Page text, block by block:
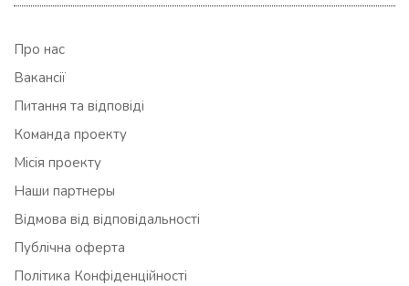
Про нас
Вакансії
Питання та відповіді
Команда проекту
Місія проекту
Наши партнеры
Відмова від відповідальності
Публічна оферта
Політика Конфіденційності